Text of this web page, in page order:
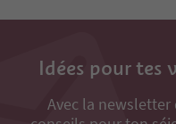
Idées pour tes
Avec la newsletter